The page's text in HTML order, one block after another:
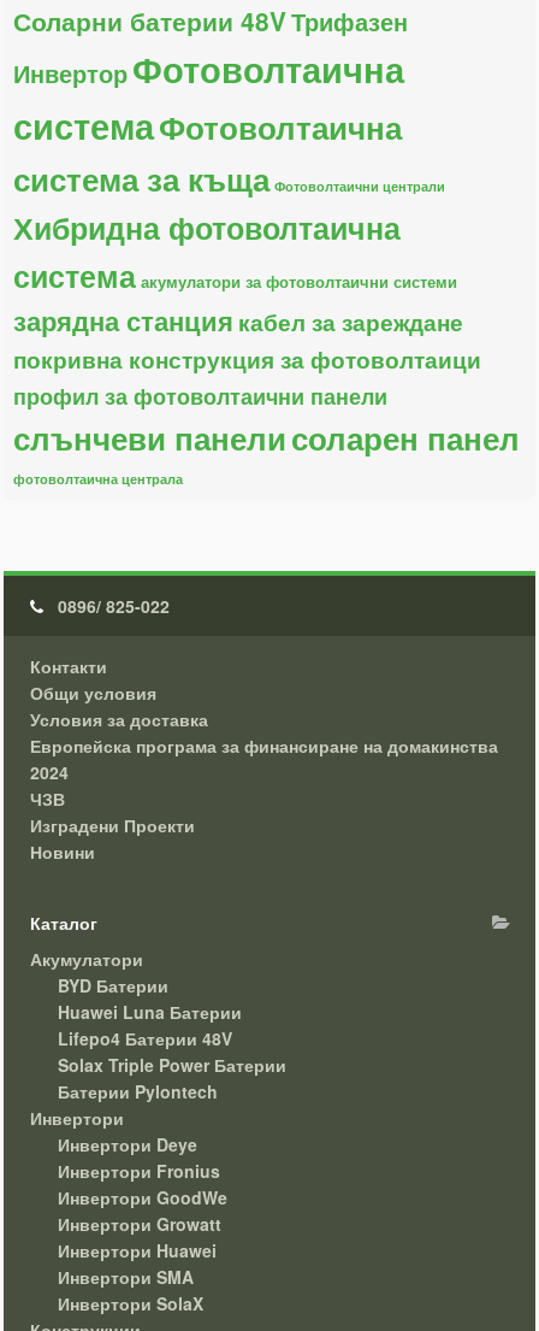
Соларни батерии 48VТрифазен
ИнверторФотоволтаична
системаФотоволтаична
система за къща Фотоволтаични централи
Хибридна фотоволтаична
система акумулатори за фотоволтаични системи
зарядна станция кабел за зареждане
покривна конструкция за фотоволтаици
профил за фотоволтаични панели
слънчеви панелисоларен панел
фотоволтаична централа
0896/ 825-022
Контакти
Общи условия
Условия за доставка
Европейска програма за финансиране на домакинства
2024
ЧЗВ
Изградени Проекти
Новини
Каталог
Акумулатори
BYD Батерии
Huawei Luna Батерии
Lifepo4 Батерии 48V
Solax Triple Power Батерии
Батерии Pylontech
Инвертори
Инвертори Deye
Инвертори Fronius
Инвертори GoodWe
Инвертори Growatt
Инвертори Huawei
Инвертори SMA
Инвертори SolaX